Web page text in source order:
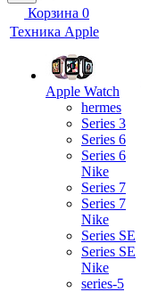
Корзина 0
Техника Apple
Apple Watch
hermes
Series 3
Series 6
Series 6
Nike
Series 7
Series 7
Nike
Series SE
Series SE
Nike
series-5